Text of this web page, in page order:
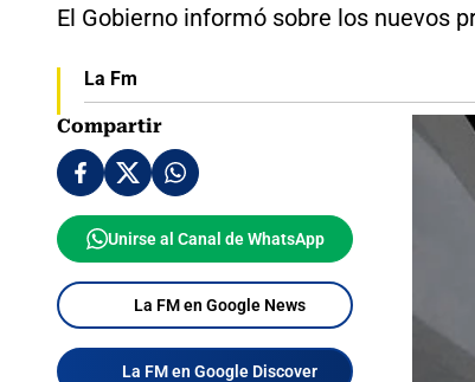
El Gobierno informó sobre los nuevos
La Fm
Compartir
Unirse al Canal de WhatsApp
La FM en Google News
La FM en Google Discover